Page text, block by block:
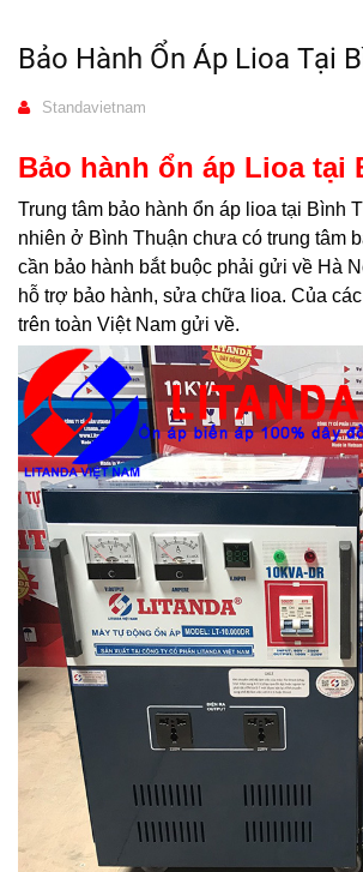
Bảo Hành Ổn Áp Lioa Tại
Standavietnam
Bảo hành ổn áp Lioa tại
Trung tâm bảo hành ổn áp lioa tại Bình
nhiên ở Bình Thuận chưa có trung tâm
cần bảo hành bắt buộc phải gửi về Hà
hỗ trợ bảo hành, sửa chữa lioa. Của
trên toàn Việt Nam gửi về.